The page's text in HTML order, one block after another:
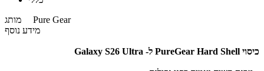
מותג Pure Gear
מידע נוסף
כיסוי PureGear Hard Shell ל- Galaxy S26 Ultra